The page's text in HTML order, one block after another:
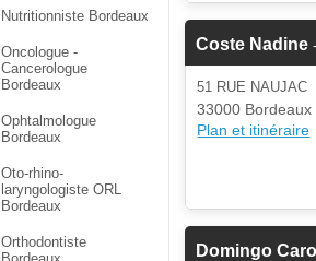
Nutritionniste Bordeaux
Oncologue -
Cancerologue
Bordeaux
Ophtalmologue
Bordeaux
Oto-rhino-
laryngologiste ORL
Bordeaux
Orthodontiste
Coste Nadine
51 RUE NAUJAC
33000 Bordeaux
Plan et itinéraire
Domingo